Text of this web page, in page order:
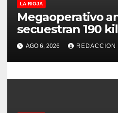
a
s
LA RIOJA
Megaoperativo
secuestran 190
marihuana que
destino La Rioja y
AGO 6, 2026